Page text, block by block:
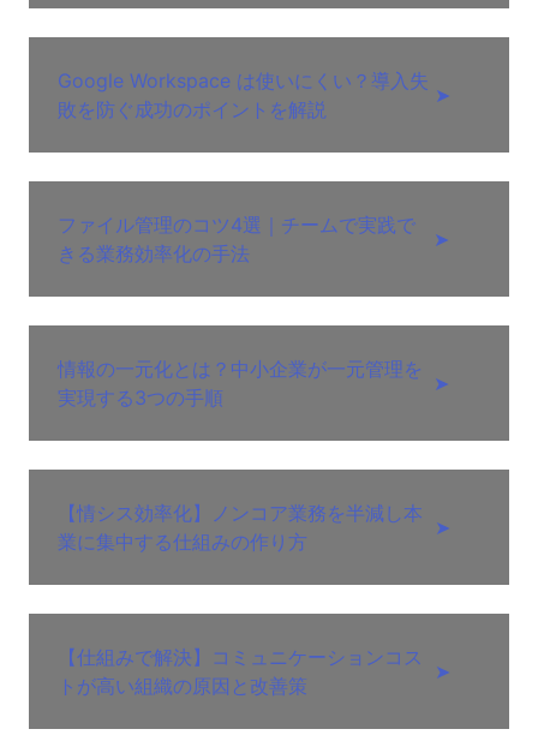
Google Workspace は使いにくい？導入失
敗を防ぐ成功のポイントを解説
➤
ファイル管理のコツ4選｜チームで実践で
きる業務効率化の手法
➤
情報の一元化とは？中小企業が一元管理を
実現する3つの手順
➤
【情シス効率化】ノンコア業務を半減し本
業に集中する仕組みの作り方
➤
【仕組みで解決】コミュニケーションコス
トが高い組織の原因と改善策
➤